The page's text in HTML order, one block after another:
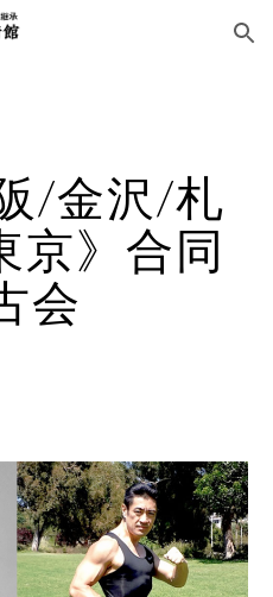
Skip to navigation
/金沢/札
京》合同
会